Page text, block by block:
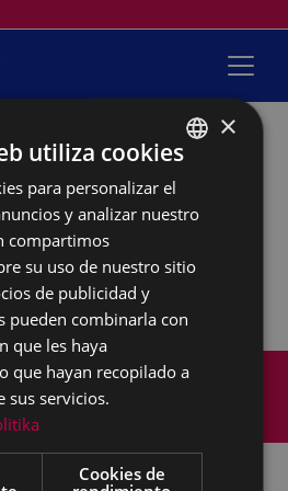
Pagatxa
Aviso legal
BASQUE
SPANISH
×
utiliza cookies
para personalizar el
y analizar nuestro
compartimos
su uso de nuestro sitio
de publicidad y
pueden combinarla con
que les haya
que hayan recopilado a
sus servicios.
Cookies de